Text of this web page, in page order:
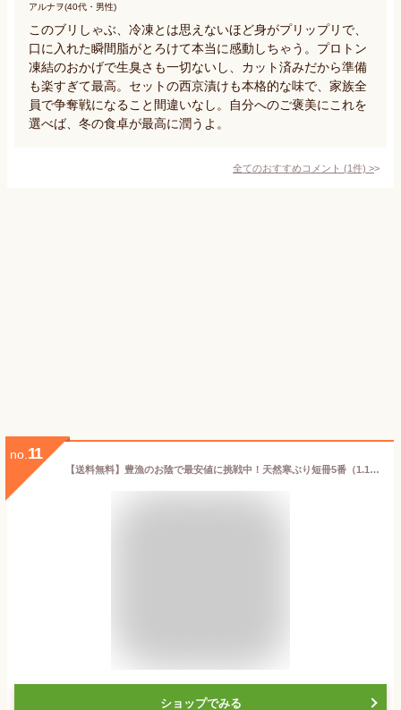
アルナヲ(40代・男性)
このブリしゃぶ、冷凍とは思えないほど身がプリップリで、
口に入れた瞬間脂がとろけて本当に感動しちゃう。プロトン
凍結のおかげで生臭さも一切ないし、カット済みだから準備
も楽すぎて最高。セットの西京漬けも本格的な味で、家族全
員で争奪戦になること間違いなし。自分へのご褒美にこれを
選べば、冬の食卓が最高に潤うよ。
全てのおすすめコメント (1件) >
no. 11
【送料無料】豊漁のお陰で最安値に挑戦中！天然寒ぶり短冊5番（1.1kg前後・13〜15人前）旨いぶり！ぶりしゃぶ 刺身 安心の業務用食品包装ラップ、鮮度そのまま！
ショップでみる